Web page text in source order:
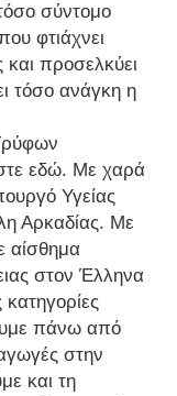
σύντομο
φτιάχνει
και προσελκύει
τόσο ανάγκη η
εδώ. Με χαρά
Υγείας
Αρκαδίας. Με
αίσθημα
στον Έλληνα
πάνω από
στην
και τη